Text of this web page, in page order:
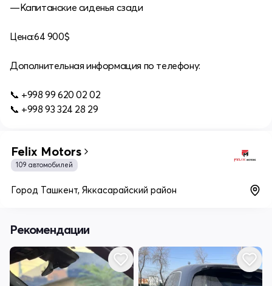
—Капитанские сиденья сзади
Цена:64 900$
Дополнительная информация по телефону:
📞 +998 99 620 02 02
📞 +998 93 324 28 29
Felix Motors
109 автомобилей
Город Ташкент, Яккасарайский район
Рекомендации